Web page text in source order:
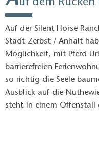
uf dem Rücken
Auf der Silent Horse
Stadt Zerbst / Anhalt
Möglichkeit, mit Pferd
barrierefreien
so richtig die Seele
Ausblick auf die
steht in einem Offenstall